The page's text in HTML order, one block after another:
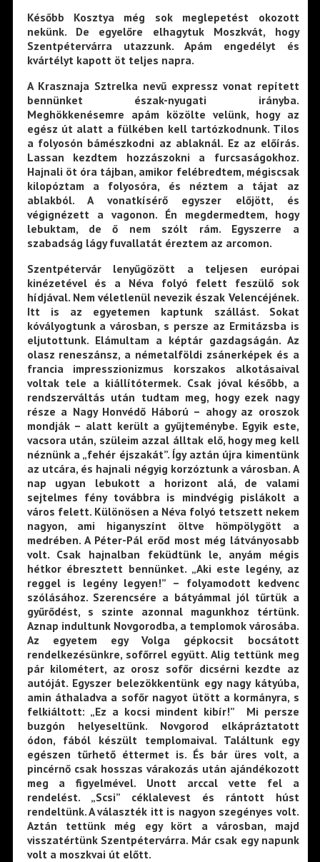
Később Kosztya még sok meglepetést okozott
nekünk. De egyelőre elhagytuk Moszkvát, hogy
Szentpétervárra utazzunk. Apám engedélyt és
kvártélyt kapott öt teljes napra.
A Krasznaja Sztrelka nevű expressz vonat repített
bennünket észak-nyugati irányba.
Meghökkenésemre apám közölte velünk, hogy az
egész út alatt a fülkében kell tartózkodnunk. Tilos
a folyosón bámészkodni az ablaknál. Ez az előírás.
Lassan kezdtem hozzászokni a furcsaságokhoz.
Hajnali öt óra tájban, amikor felébredtem, mégiscsak
kilopóztam a folyosóra, és néztem a tájat az
ablakból. A vonatkísérő egyszer előjött, és
végignézett a vagonon. Én megdermedtem, hogy
lebuktam, de ő nem szólt rám. Egyszerre a
szabadság lágy fuvallatát éreztem az arcomon.
Szentpétervár lenyűgözött a teljesen európai
kinézetével és a Néva folyó felett feszülő sok
hídjával. Nem véletlenül nevezik észak Velencéjének.
Itt is az egyetemen kaptunk szállást. Sokat
kóvályogtunk a városban, s persze az Ermitázsba is
eljutottunk. Elámultam a képtár gazdagságán. Az
olasz reneszánsz, a németalföldi zsánerképek és a
francia impresszionizmus korszakos alkotásaival
voltak tele a kiállítótermek. Csak jóval később, a
rendszerváltás után tudtam meg, hogy ezek nagy
része a Nagy Honvédő Háború – ahogy az oroszok
mondják – alatt került a gyűjteménybe. Egyik este,
vacsora után, szüleim azzal álltak elő, hogy meg kell
néznünk a „fehér éjszakát”. Így aztán újra kimentünk
az utcára, és hajnali négyig korzóztunk a városban. A
nap ugyan lebukott a horizont alá, de valami
sejtelmes fény továbbra is mindvégig pislákolt a
város felett. Különösen a Néva folyó tetszett nekem
nagyon, ami higanyszínt öltve hömpölygött a
medrében. A Péter-Pál erőd most még látványosabb
volt. Csak hajnalban feküdtünk le, anyám mégis
hétkor ébresztett bennünket. „Aki este legény, az
reggel is legény legyen!” – folyamodott kedvenc
szólásához. Szerencsére a bátyámmal jól tűrtük a
gyűrődést, s szinte azonnal magunkhoz tértünk.
Aznap indultunk Novgorodba, a templomok városába.
Az egyetem egy Volga gépkocsit bocsátott
rendelkezésünkre, sofőrrel együtt. Alig tettünk meg
pár kilométert, az orosz sofőr dicsérni kezdte az
autóját. Egyszer belezökkentünk egy nagy kátyúba,
amin áthaladva a sofőr nagyot ütött a kormányra, s
felkiáltott: „Ez a kocsi mindent kibír!” Mi persze
buzgón helyeseltünk. Novgorod elkápráztatott
ódon, fából készült templomaival. Találtunk egy
egészen tűrhető éttermet is. És bár üres volt, a
pincérnő csak hosszas várakozás után ajándékozott
meg a figyelmével. Unott arccal vette fel a
rendelést. „Scsi” céklalevest és rántott húst
rendeltünk. A választék itt is nagyon szegényes volt.
Aztán tettünk még egy kört a városban, majd
visszatértünk Szentpétervárra. Már csak egy napunk
volt a moszkvai út előtt.